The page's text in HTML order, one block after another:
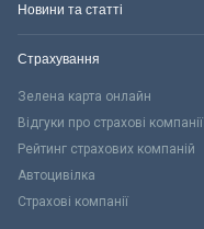
Новини та статті
Страхування
Зелена карта онлайн
Відгуки про страхові компанії
Рейтинг страхових компаній
Автоцивілка
Страхові компанії